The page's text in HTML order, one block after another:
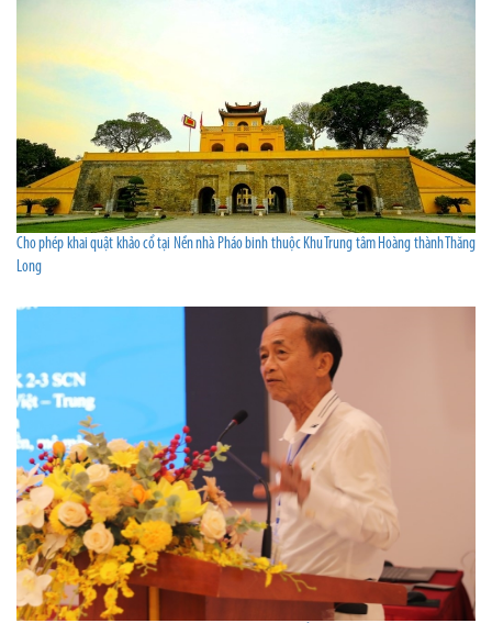
Cho phép khai quật khảo cổ tại Nền nhà Pháo binh thuộc Khu Trung tâm Hoàng thành Thăng
Long